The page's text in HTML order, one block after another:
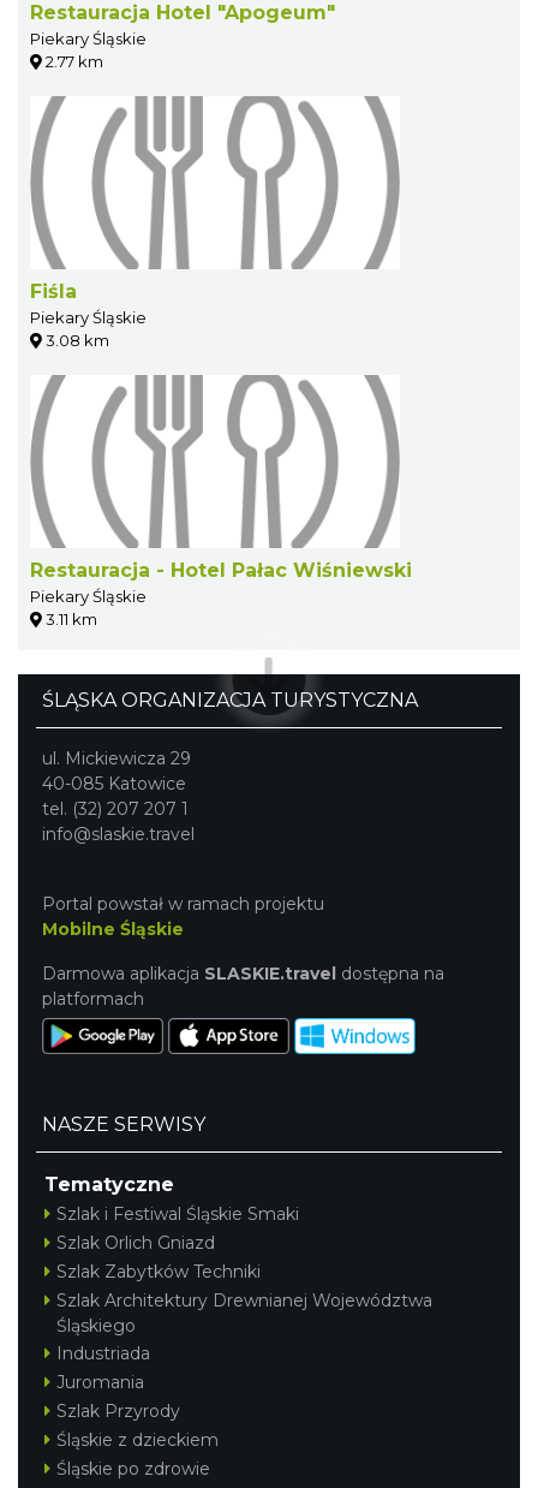
Restauracja Hotel "Apogeum"
Piekary Śląskie
2.77 km
Fiśla
Piekary Śląskie
3.08 km
Restauracja - Hotel Pałac Wiśniewski
Piekary Śląskie
3.11 km
ŚLĄSKA ORGANIZACJA TURYSTYCZNA
ul. Mickiewicza 29
40-085 Katowice
tel. (32) 207 207 1
info@slaskie.travel
Portal powstał w ramach projektu
Mobilne Śląskie
Darmowa aplikacja SLASKIE.travel dostępna na
platformach
NASZE SERWISY
Tematyczne
Szlak i Festiwal Śląskie Smaki
Szlak Orlich Gniazd
Szlak Zabytków Techniki
Szlak Architektury Drewnianej Województwa
Śląskiego
Industriada
Juromania
Szlak Przyrody
Śląskie z dzieckiem
Śląskie po zdrowie